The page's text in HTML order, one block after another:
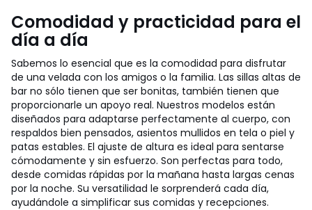
Comodidad y practicidad para el
día a día
Sabemos lo esencial que es la comodidad para disfrutar
de una velada con los amigos o la familia. Las sillas altas de
bar no sólo tienen que ser bonitas, también tienen que
proporcionarle un apoyo real. Nuestros modelos están
diseñados para adaptarse perfectamente al cuerpo, con
respaldos bien pensados, asientos mullidos en tela o piel y
patas estables. El ajuste de altura es ideal para sentarse
cómodamente y sin esfuerzo. Son perfectas para todo,
desde comidas rápidas por la mañana hasta largas cenas
por la noche. Su versatilidad le sorprenderá cada día,
ayudándole a simplificar sus comidas y recepciones.